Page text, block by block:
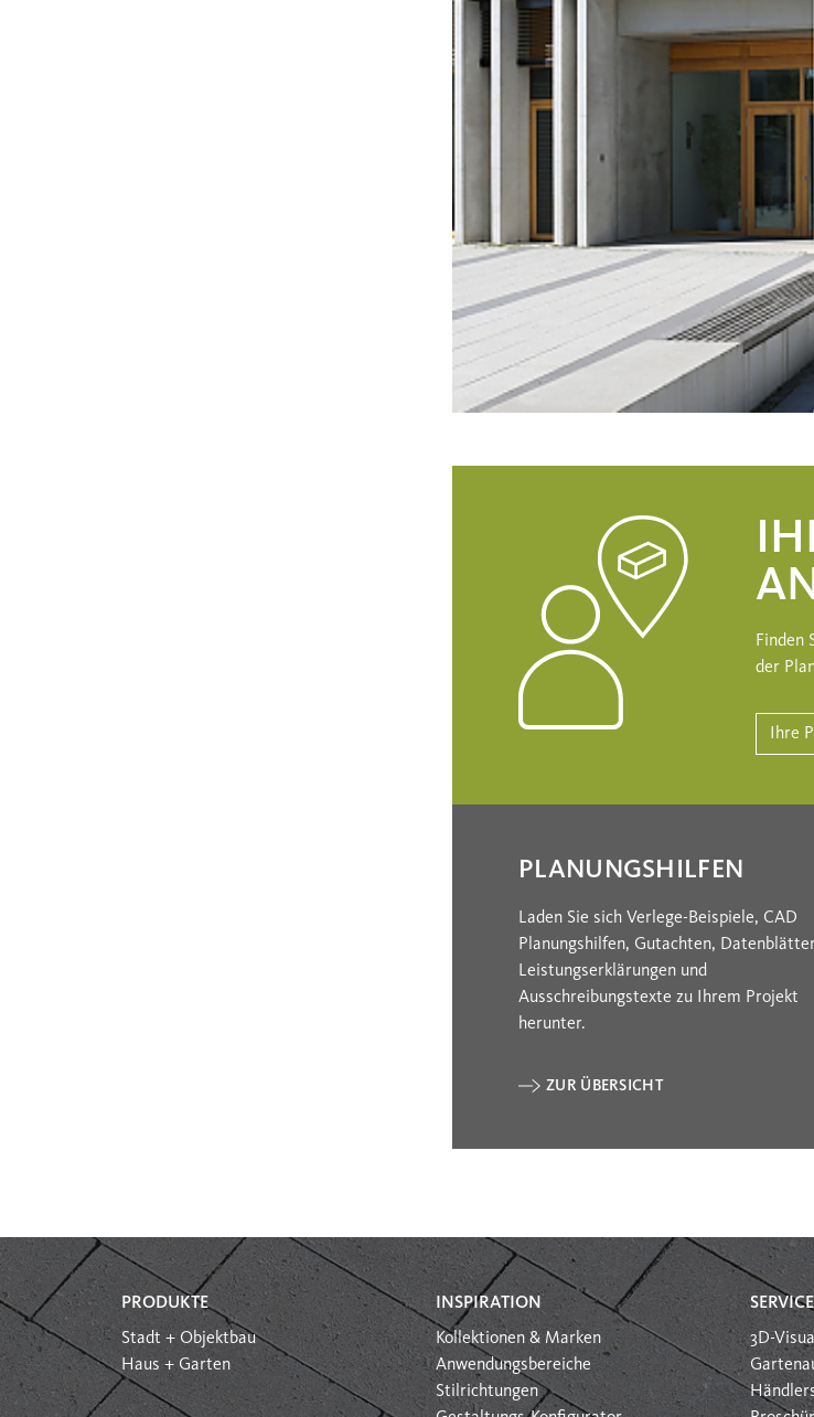
Finden
der
PLANUNGSHILFEN
Laden Sie sich Verlege-Beispiele, CAD
Planungshilfen, Gutachten,
Leistungserklärungen und
Ausschreibungstexte zu Ihrem Projekt
herunter.
ZUR ÜBERSICHT
PRODUKTE
Stadt + Objektbau
Haus + Garten
INSPIRATION
Kollektionen & Marken
Anwendungsbereiche
Stilrichtungen
SERVICE
3D-